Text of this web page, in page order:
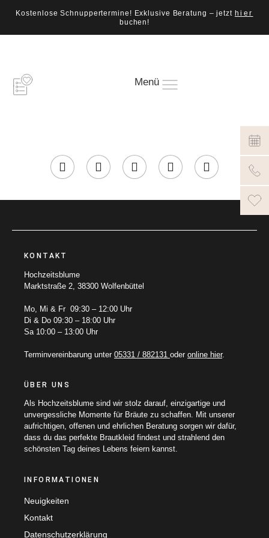
Kostenlose Schnuppertermine! Exklusive Beratung – jetzt hier
buchen!
Menü
KONTAKT
Hochzeitsblume
Marktstraße 2, 38300 Wolfenbüttel
Mo, Mi & Fr 09:30 – 12:00 Uhr
Di & Do 09:30 – 18:00 Uhr
Sa 10:00 – 13:00 Uhr
Terminvereinbarung unter 05331 / 882131 oder online hier.
ÜBER UNS
Als Hochzeitsblume sind wir stolz darauf, einzigartige und
unvergessliche Momente für Bräute zu schaffen. Mit unserer
aufrichtigen, offenen und ehrlichen Beratung sorgen wir dafür,
dass du das perfekte Brautkleid findest und strahlend den
schönsten Tag deines Lebens feiern kannst.
INFORMATIONEN
Neuigkeiten
Kontakt
Datenschutzerklärung